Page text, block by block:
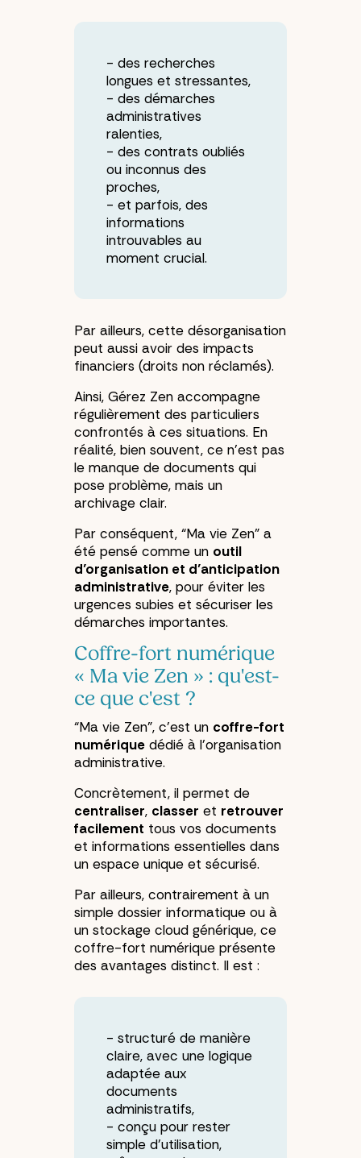
des recherches
longues et stressantes,
des démarches
administratives
ralenties,
des contrats oubliés
ou inconnus des
proches,
et parfois, des
informations
introuvables au
moment crucial.
Par ailleurs, cette désorganisation
peut aussi avoir des impacts
financiers (droits non réclamés).
Ainsi, Gérez Zen accompagne
régulièrement des particuliers
confrontés à ces situations. En
réalité, bien souvent, ce n’est pas
le manque de documents qui
pose problème, mais un
archivage clair.
Par conséquent, “Ma vie Zen” a
été pensé comme un outil
d’organisation et d’anticipation
administrative, pour éviter les
urgences subies et sécuriser les
démarches importantes.
Coffre-fort numérique
« Ma vie Zen » : qu'est-
ce que c'est ?
“Ma vie Zen”, c’est un coffre-fort
numérique dédié à l’organisation
administrative.
Concrètement, il permet de
centraliser, classer et retrouver
facilement tous vos documents
et informations essentielles dans
un espace unique et sécurisé.
Par ailleurs, contrairement à un
simple dossier informatique ou à
un stockage cloud générique, ce
coffre-fort numérique présente
des avantages distinct. Il est :
structuré de manière
claire, avec une logique
adaptée aux
documents
administratifs,
conçu pour rester
simple d'utilisation,